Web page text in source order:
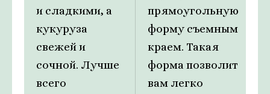
и сладкими, а
кукуруза
свежей и
сочной. Лучше
всего
прямоугольную
форму съемным
краем. Такая
форма позволит
вам легко